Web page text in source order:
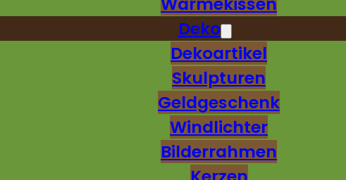
Deko
Dekoartikel
Skulpturen
Geldgeschenk
Windlichter
Bilderrahmen